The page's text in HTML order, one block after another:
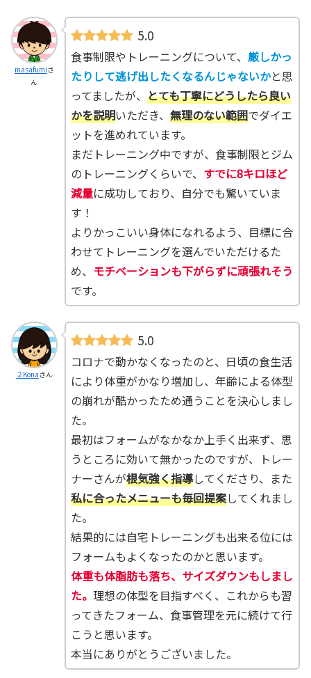
masafumiさ
ん
5.0
食事制限やトレーニングについて、 厳しかっ
たりして逃げ出したくなるんじゃないかと思
ってましたが、 とても丁寧にどうしたら良い
かを説明いただき、 無理のない範囲でダイエ
ットを進めれています。
まだトレーニング中ですが、食事制限とジム
のトレーニングくらいで、 すでに8キロほど
減量に成功しており、自分でも驚いていま
す！
よりかっこいい身体になれるよう、目標に合
わせてトレーニングを選んでいただけるた
め、 モチベーションも下がらずに頑張れそう
です。
２Konaさん
5.0
コロナで動かなくなったのと、日頃の食生活
により体重がかなり増加し、年齢による体型
の崩れが酷かったため通うことを決心しまし
た。
最初はフォームがなかなか上手く出来ず、思
うところに効いて無かったのですが、トレー
ナーさんが根気強く指導してくださり、また
私に合ったメニューも毎回提案してくれまし
た。
結果的には自宅トレーニングも出来る位には
フォームもよくなったのかと思います。
体重も体脂肪も落ち、サイズダウンもしまし
た。 理想の体型を目指すべく、これからも習
ってきたフォーム、食事管理を元に続けて行
こうと思います。
本当にありがとうございました。